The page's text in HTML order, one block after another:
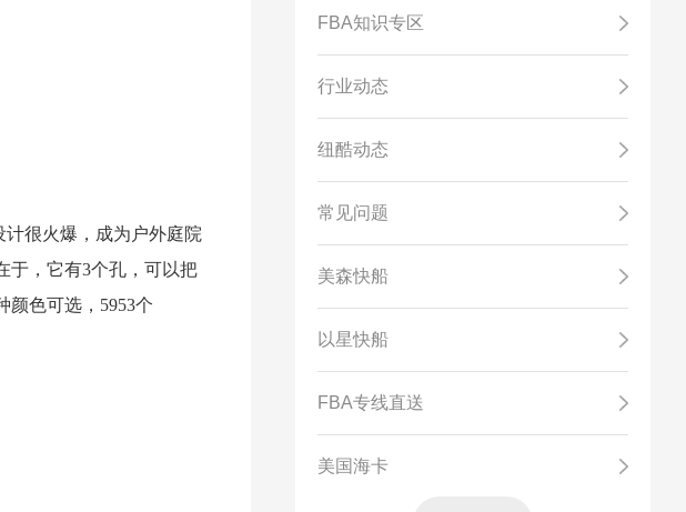
计很火爆，成为户外庭院
于，它有3个孔，可以把
颜色可选，5953个
FBA知识专区
行业动态
纽酷动态
常见问题
美森快船
以星快船
FBA专线直送
美国海卡